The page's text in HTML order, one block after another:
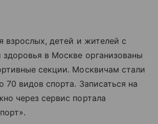
взрослых, детей и жителей с
здоровья в Москве организованы
секции. Москвичам стали
70 видов спорта. Записаться на
через сервис портала